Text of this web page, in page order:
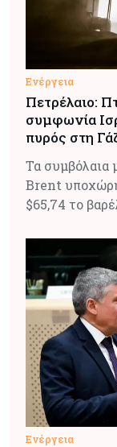
Ενέργεια
Πετρέλαιο:
συμφωνία
πυρός στη
Τα συμβόλαια
Brent
$65,74 το
Ενέργεια